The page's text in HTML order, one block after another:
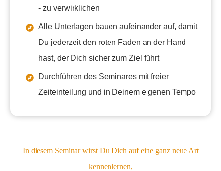
- zu verwirklichen
Alle Unterlagen bauen aufeinander auf, damit
Du jederzeit den roten Faden an der Hand
hast, der Dich sicher zum Ziel führt
Durchführen des Seminares mit freier
Zeiteinteilung und in Deinem eigenen Tempo
In diesem Seminar wirst Du Dich auf eine ganz neue Art
kennenlernen,